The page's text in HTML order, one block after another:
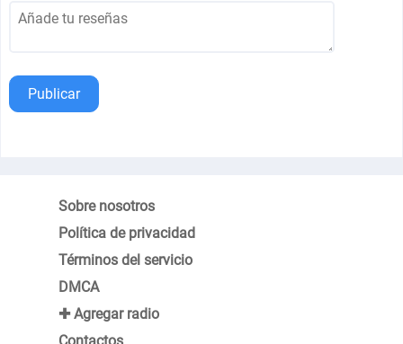
Publicar
Sobre nosotros
Política de privacidad
Términos del servicio
DMCA
✚ Agregar radio